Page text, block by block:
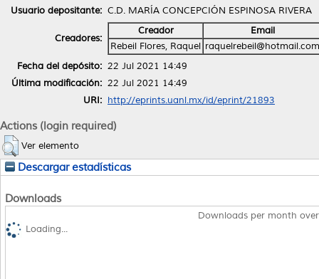
Usuario depositante: C.D. MARÍA CONCEPCIÓN ESPINOSA RIVERA
Creadores:
Creador
Email
Rebeil Flores, Raquel raquelrebeil@hotmail.com
Fecha del depósito: 22 Jul 2021 14:49
Última modificación: 22 Jul 2021 14:49
URI: http://eprints.uanl.mx/id/eprint/21893
Actions (login required)
Ver elemento
Descargar estadísticas
Downloads
Downloads per month
Loading...